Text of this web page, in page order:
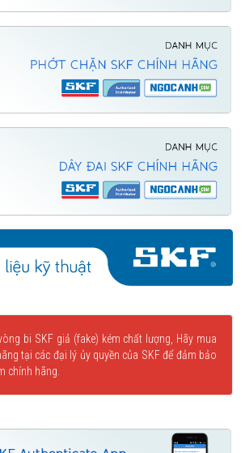
bi SKF giả (fake) kém chất lượng, Hãy mua
tại các đại lý ủy quyền của SKF để đảm bảo
chính hãng.